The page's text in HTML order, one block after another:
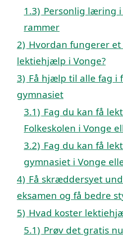
1.3) Personlig læring
rammer
2) Hvordan fungerer
lektiehjælp i Vonge?
3) Få hjælp til alle fag i
gymnasiet
3.1) Fag du kan få
Folkeskolen i Vonge
3.2) Fag du kan få
gymnasiet i Vonge
4) Få skræddersyet
eksamen og få bedre
5) Hvad koster
5.1) Prøv det gratis